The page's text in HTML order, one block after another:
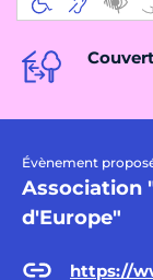
Évènement
Association
d'Europe"